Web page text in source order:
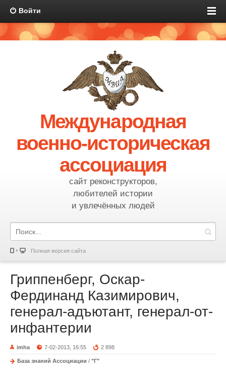
Войти
Международная
военно-историческая
ассоциация
сайт реконструкторов,
любителей истории
и увлечённых людей
Полная версия сайта
Гриппенберг, Оскар-
Фердинанд Казимирович,
генерал-адъютант, генерал-от-
инфантерии
imha 7-02-2013, 16:55 2 898
База знаний Ассоциации / "Г"